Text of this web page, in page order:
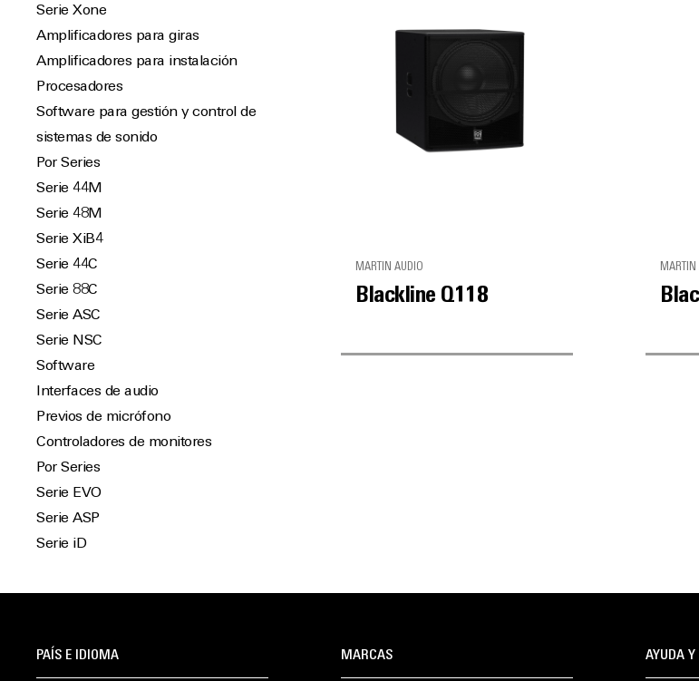
Serie Xone
Amplificadores para giras
Amplificadores para instalación
Procesadores
Software para gestión y control de
sistemas de sonido
Por Series
Serie 44M
Serie 48M
Serie XiB4
Serie 44C
Serie 88C
Serie ASC
Serie NSC
Software
Interfaces de audio
Previos de micrófono
Controladores de monitores
Por Series
Serie EVO
Serie ASP
Serie iD
MARTIN AUDIO
Blackline Q118
MARTIN
MARCAS AYUDA
PAÍS E IDIOMA